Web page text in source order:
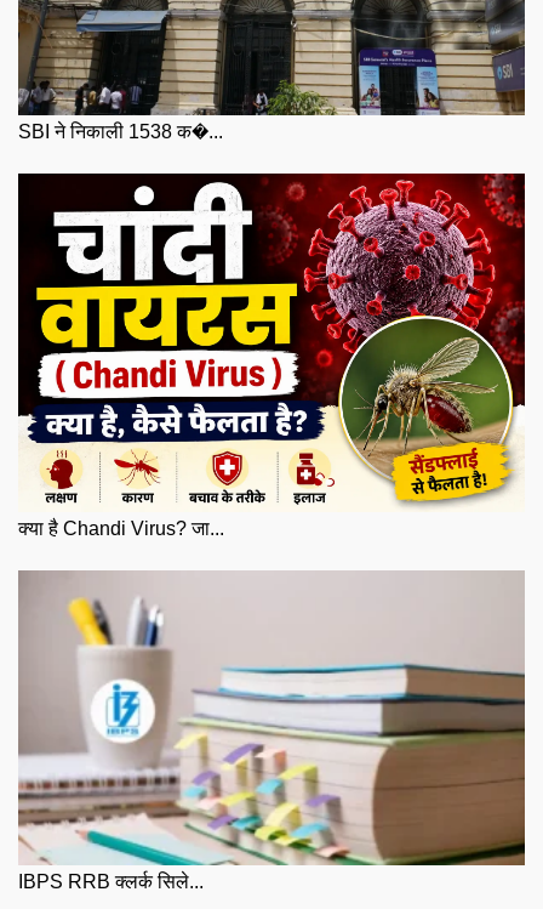
SBI ने निकाली 1538 क�...
क्या है Chandi Virus? जा...
IBPS RRB क्लर्क सिले...